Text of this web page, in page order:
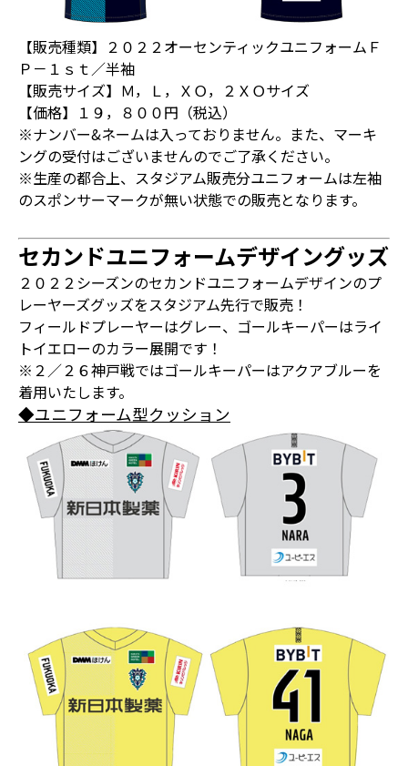
【販売種類】２０２２オーセンティックユニフォームＦ
Ｐ－１ｓｔ／半袖
【販売サイズ】Ｍ，Ｌ，ＸＯ，２ＸＯサイズ
【価格】１９，８００円（税込）
※ナンバー&ネームは入っておりません。また、マーキ
ングの受付はございませんのでご了承ください。
※生産の都合上、スタジアム販売分ユニフォームは左袖
のスポンサーマークが無い状態での販売となります。
セカンドユニフォームデザイングッズ
２０２２シーズンのセカンドユニフォームデザインのプ
レーヤーズグッズをスタジアム先行で販売！
フィールドプレーヤーはグレー、ゴールキーパーはライ
トイエローのカラー展開です！
※２／２６神戸戦ではゴールキーパーはアクアブルーを
着用いたします。
◆ユニフォーム型クッション